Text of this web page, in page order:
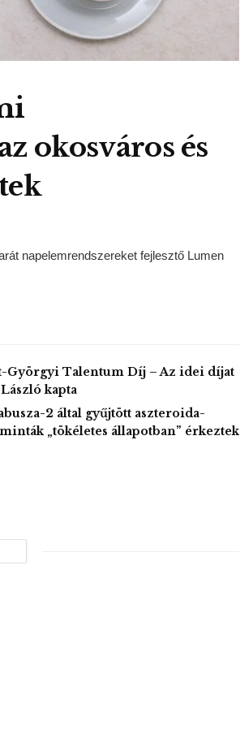
okosváros és
napelemrendszereket fejlesztő Lumen
Györgyi Talentum Díj – Az idei díjat
kapta
2 által gyűjtött aszteroida-
„tökéletes állapotban” érkeztek